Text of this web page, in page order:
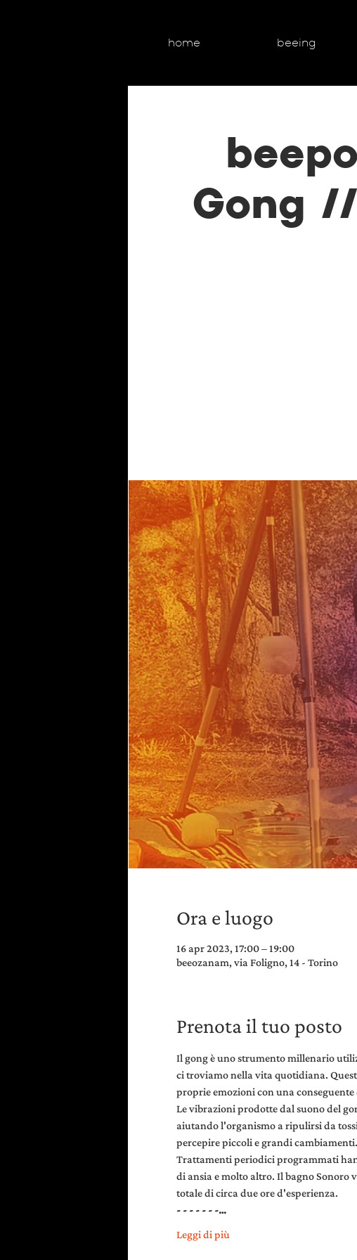
home beeing
Gong
Ora e luogo
16 apr 2023, 17:00 – 19:00
beeozanam, via Foligno, 14 - Torino
Prenota il tuo posto
Il gong è uno strumento millenario
ci troviamo nella vita quotidiana.
proprie emozioni con una
Le vibrazioni prodotte dal suono del
aiutando l'organismo a ripulirsi da
percepire piccoli e grandi cambiamenti.
Trattamenti periodici programmati
di ansia e molto altro. Il bagno Sonoro
totale di circa due ore d'esperienza.
- - - - - - -…
Leggi di più